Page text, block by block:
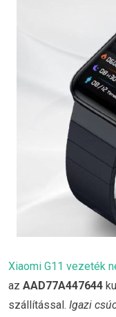
Xiaomi G11 vezeték
az AAD77A447644
szállítással. Igazi